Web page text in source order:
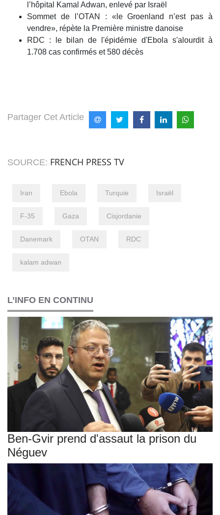
l’hôpital Kamal Adwan, enlevé par Israël
Sommet de l’OTAN : «le Groenland n’est pas à
vendre», répète la Première ministre danoise
RDC : le bilan de l'épidémie d'Ebola s'alourdit à
1.708 cas confirmés et 580 décès
Partager Cet Article
SOURCE: FRENCH PRESS TV
Iran Ebola Turquie Israël
F-35 Gaza Cisjordanie
Danemark OTAN RDC
kalam adwan
L’INFO EN CONTINU
Ben-Gvir prend d'assaut la prison du
Néguev